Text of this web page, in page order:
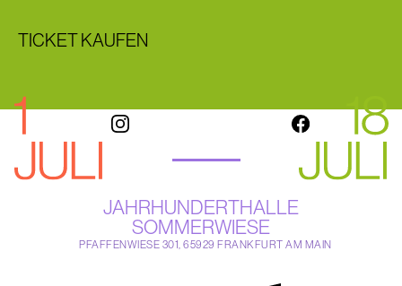
TICKET KAUFEN
JAHRHUNDERTHALLE
SOMMERWIESE
PFAFFENWIESE 301, 65929 FRANKFURT AM MAIN